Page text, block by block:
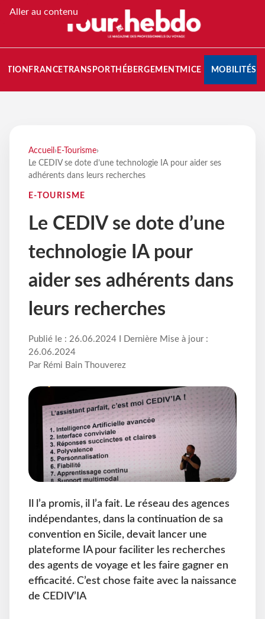
Aller au contenu
FRANCETRANSPORT HÉBERGEMENTMICE MOBILITÉS
Accueil › E-Tourisme›
Le CEDIV se dote d’une technologie IA pour aider ses
adhérents dans leurs recherches
E-TOURISME
Le CEDIV se dote d’une
technologie IA pour
aider ses adhérents dans
leurs recherches
Publié le : 26.06.2024 I Dernière Mise à jour :
26.06.2024
Par Rémi Bain Thouverez
Il l’a promis, il l’a fait. Le réseau des agences
indépendantes, dans la continuation de sa
convention en Sicile, devait lancer une
plateforme IA pour faciliter les recherches
des agents de voyage et les faire gagner en
efficacité. C’est chose faite avec la naissance
de CEDIV’IA